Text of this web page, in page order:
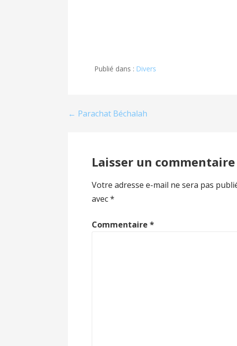
Chabbat
Publié dans : Divers
Navigation
l’article
← Parachat Béchalah
Laisser un commentaire
Votre adresse e-mail ne sera pas
avec*
Commentaire*